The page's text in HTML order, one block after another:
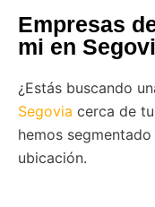
Empresas
mi en
¿Estás buscando
Segovia cerca de
hemos
ubicación.